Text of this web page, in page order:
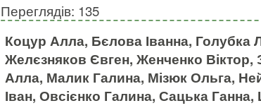
Переглядів: 135
Коцур Алла, Бєлова Іванна, Голубка
Желєзняков Євген, Женченко
Алла, Малик Галина, Мізюк Ольга,
Іван, Овсієнко Галина, Сацька